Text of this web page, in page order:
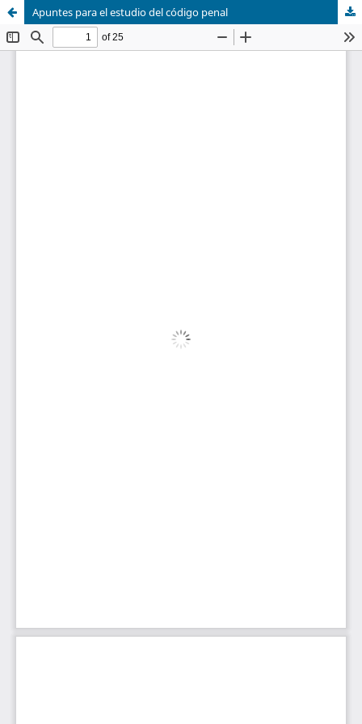
Apuntes para el estudio del código penal